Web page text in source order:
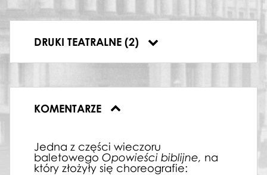
DRUKI TEATRALNE (2)
Plakat wieczoru baletowego
Opowieści biblijne (Syn
skrzydeł aniołów) 2012-04-14
KOMENTARZE
Jedna z części wieczoru
baletowego Opowieści biblijne, na
który złożyły się choreografie: